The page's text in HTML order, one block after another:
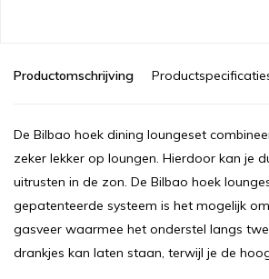
Productomschrijving
De Bilbao hoek dining loungeset
zeker lekker op loungen. Hierdoor kan je
uitrusten in de zon. De Bilbao hoek
gepatenteerde systeem is het mogelijk
gasveer waarmee het onderstel langs
drankjes kan laten staan, terwijl je de